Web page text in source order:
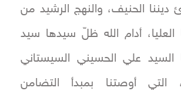
ديننا الحنيف، والنهج الرشيد من
العليا، أدام الله ظلّ سيدها سيد
السيد علي الحسيني السيستاني
التي أوصتنا بمبدأ التضامن